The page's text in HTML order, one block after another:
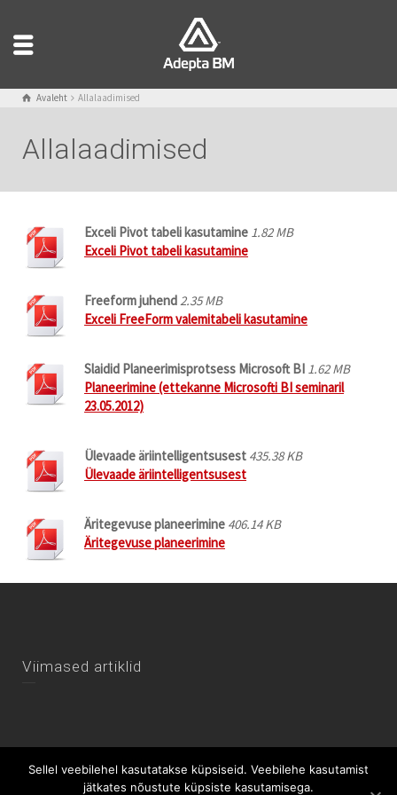
Avaleht Allalaadimised
Allalaadimised
Exceli Pivot tabeli kasutamine 1.82 MB
Exceli Pivot tabeli kasutamine
Freeform juhend 2.35 MB
Exceli FreeForm valemitabeli kasutamine
Slaidid Planeerimisprotsess Microsoft BI 1.62 MB
Planeerimine (ettekanne Microsofti BI seminaril
23.05.2012)
Ülevaade äriintelligentsusest 435.38 KB
Ülevaade äriintelligentsusest
Äritegevuse planeerimine 406.14 KB
Äritegevuse planeerimine
Viimased artiklid
Sellel veebilehel kasutatakse küpsiseid. Veebilehe kasutamist
jätkates nõustute küpsiste kasutamisega.